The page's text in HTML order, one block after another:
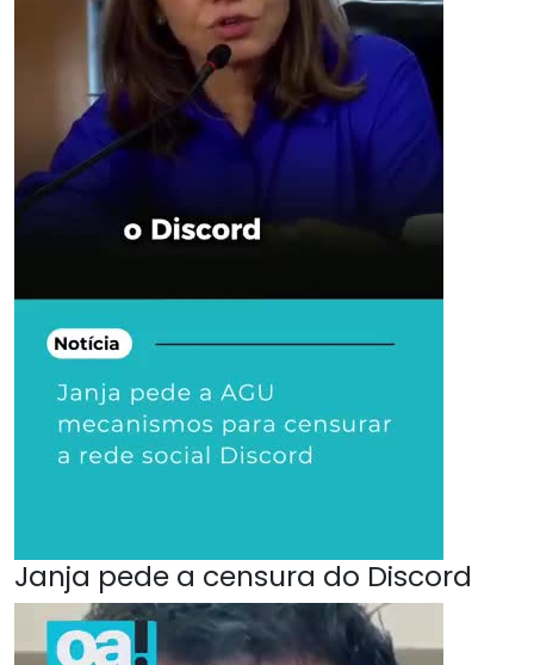
Janja pede a censura do Discord